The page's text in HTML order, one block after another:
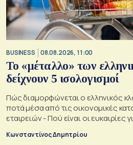
BUSINESS 08.08.2026, 11:00
Το «μέταλλο» των
δείχνουν 5 ισολογισμοί
Πώς διαμορφώνεται ο ελληνικός
ποτά μέσα από τις οικονομικές
εταιρειών - Πού είναι οι ευκαιρίες
Κωνσταντίνος Δημητρίου